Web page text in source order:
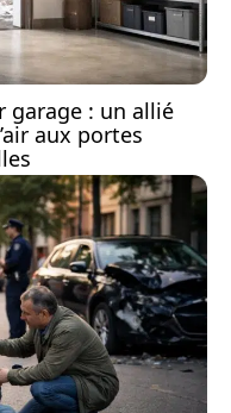
garage : un allié
aux portes